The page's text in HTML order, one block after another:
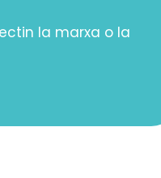
la marxa o la